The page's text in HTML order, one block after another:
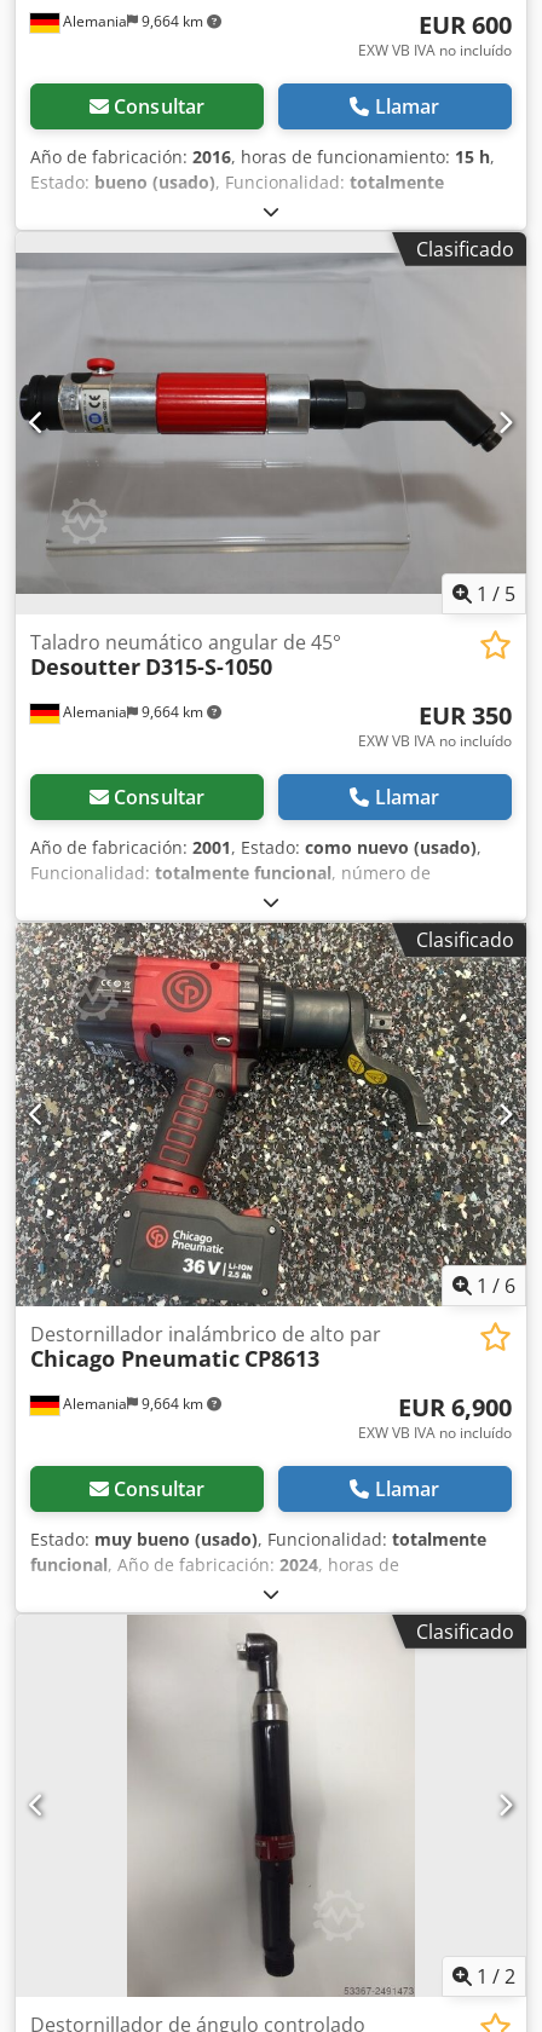
Alemania 9,664 km EUR 600
EXW VB IVA no incluído
Consultar Llamar
Año de fabricación: 2016, horas de funcionamiento: 15 h,
Estado: bueno (usado), Funcionalidad: totalmente
, número de máquina/vehículo:
nuestro inventario de herramientas de demostración,
probadas y completamente funcionales: Destornillador
tipo pistola inalámbrico Desoutter E-Lit Premium ELS12-
Velocidad de ralentí: 250 a 5700 min-1 Chsdpfxov Iphus
Aczja Rango de par: 3,0 a 12 Nm Salida: Hexagonal 1/4" F
Longitud: 215 mm Peso sin batería: 0,8 kg Otras
herramientas para producción industrial y mantenimiento
bajo demanda.
Clasificado
1 / 5
Alemania 9,664 km
Taladro neumático angular de 45°
Desoutter D315-S-1050
EUR 350
EXW VB IVA no incluído
Consultar Llamar
Año de fabricación: 2001, Estado: como nuevo (usado),
Funcionalidad: totalmente funcional, número de
, De nuestro stock de
herramientas de demostración, probadas y totalmente
funcionales: Nuevo taladro neumático angular de 45°
Desoutter D315-S-1050 con arranque por botón Potencia:
280 W Velocidad de ralentí: 1050 min-1 Chedpfx Acsv
Inwzszea Longitud: 291 mm Peso: 0,90 kg Otras
herramientas para fabricación industrial y mantenimiento
bajo demanda.
Clasificado
1 / 6
Alemania 9,664 km
Destornillador inalámbrico de alto par
Chicago Pneumatic CP8613
EUR 6,900
EXW VB IVA no incluído
Consultar Llamar
Estado: muy bueno (usado), Funcionalidad: totalmente
funcional, Año de fabricación: 2024, horas de
, número de máquina/vehículo:
6151570000, De nuestro inventario de herramientas de
demostración, probadas y totalmente funcionales: Llave de
torsión inalámbrica de alto torque Chicago Neumática
CP8613 Herramienta de demostración con cargador + 2
baterías (36 V 2,5 Ah) Chedpfev Tbz Djx Aczea Precisión (6
sigma): +/- 4% Velocidad de ralentí: 10 rpm Rango de par
mín./máx.: 300 a 1300 Nm Par de trabajo: 390 a 1040 Nm
Salida: 3/4" cuadrado Longitud: 318 mm Peso con batería y
brazo de reacción: 5,3 kg Otras herramientas para
fabricación industrial y mantenimiento bajo demanda.
Clasificado
1 /2
Destornillador de ángulo controlado